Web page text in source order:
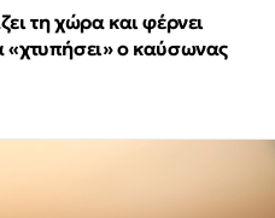
τη χώρα και φέρνει
ο καύσωνας